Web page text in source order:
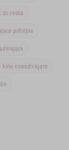
do roślin
potrójne
kule nawadniające